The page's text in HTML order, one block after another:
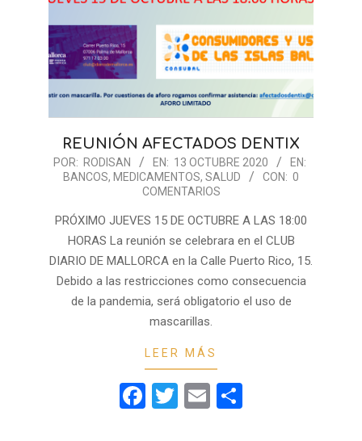
REUNIÓN AFECTADOS DENTIX
2020-
10-
POR: RODISAN EN: 13 OCTUBRE 2020
EN:
BANCOS, MEDICAMENTOS, SALUD CON: 0
COMENTARIOS
PRÓXIMO JUEVES 15 DE OCTUBRE A LAS 18:00
HORAS La reunión se celebrara en el CLUB
DIARIO DE MALLORCA en la Calle Puerto Rico, 15.
Debido a las restricciones como consecuencia
de la pandemia, será obligatorio el uso de
mascarillas.
LEER MÁS
Facebook
Twitter
Email